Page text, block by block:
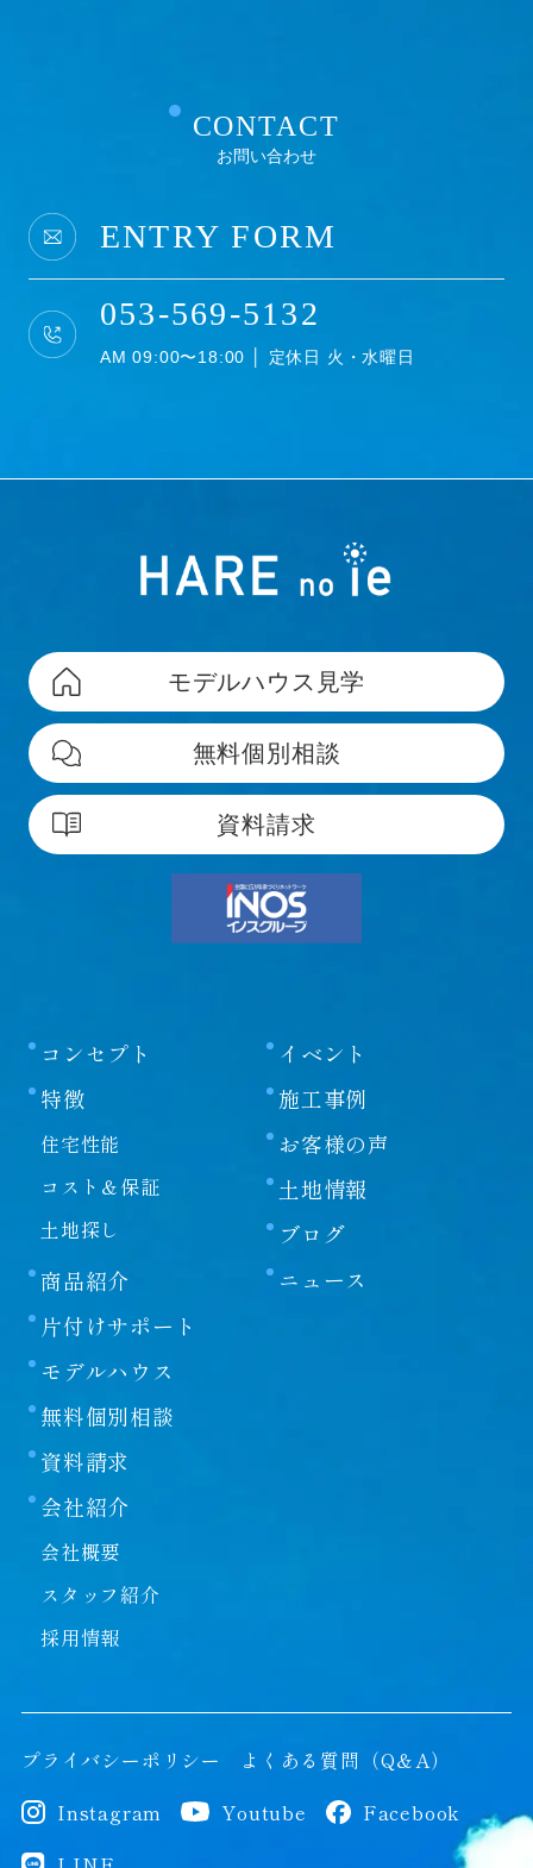
CONTACT
お問い合わせ
ENTRY FORM
053-569-5132
AM 09:00〜18:00 │ 定休日 火・水曜日
モデルハウス見学
無料個別相談
資料請求
コンセプト
特徴
住宅性能
コスト＆保証
土地探し
商品紹介
片付けサポート
イベント
施工事例
お客様の声
土地情報
ブログ
ニュース
モデルハウス
無料個別相談
資料請求
会社紹介
会社概要
スタッフ紹介
採用情報
プライバシーポリシー
よくある質問（Q＆A）
Instagram
Youtube
Facebook